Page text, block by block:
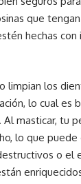
que
hechas
limpian los
lo cual es
masticar, tu
lo que puede
o el